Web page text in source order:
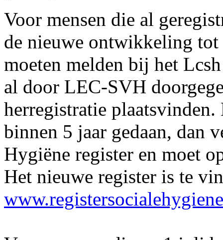
Voor mensen die al
de nieuwe ontwikkeling
moeten melden bij het
al door LEC-SVH
herregistratie
binnen 5 jaar gedaan, dan
Hygiëne register en moet
Het nieuwe register is te